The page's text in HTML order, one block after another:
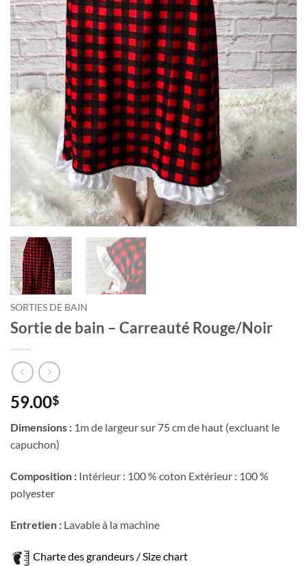
SORTIES DE BAIN
Sortie de bain – Carreauté Rouge/Noir
59.00$
Dimensions : 1m de largeur sur 75 cm de haut (excluant le
capuchon)
Composition : Intérieur : 100 % coton Extérieur : 100 %
polyester
Entretien : Lavable à la machine
Charte des grandeurs / Size chart